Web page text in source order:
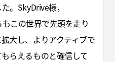
。SkyDrive様，
もこの世界で先頭を走り
大し、よりアクティブで
らえるものと確信して